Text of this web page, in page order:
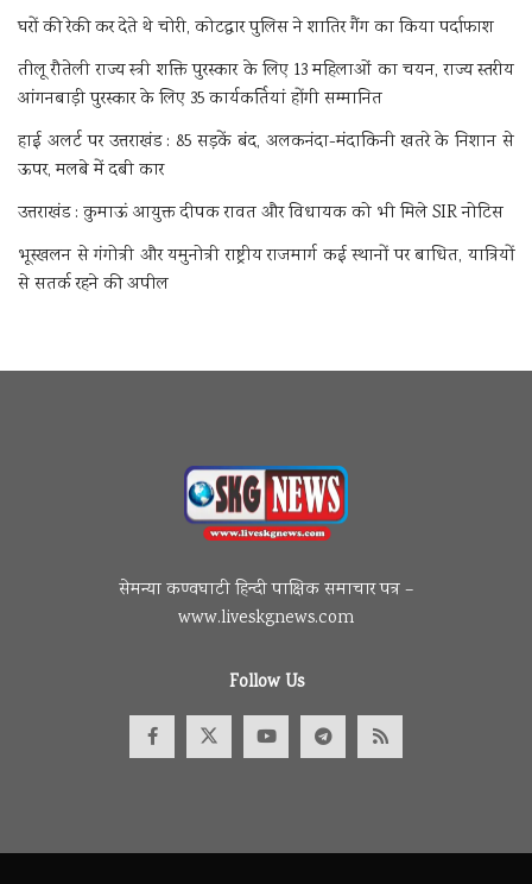
घरों की रेकी कर देते थे चोरी, कोटद्वार पुलिस ने शातिर गैंग का किया पर्दाफाश
तीलू रौतेली राज्य स्त्री शक्ति पुरस्कार के लिए 13 महिलाओं का चयन, राज्य स्तरीय
आंगनबाड़ी पुरस्कार के लिए 35 कार्यकर्तियां होंगी सम्मानित
हाई अलर्ट पर उत्तराखंड : 85 सड़कें बंद, अलकनंदा-मंदाकिनी खतरे के निशान से
ऊपर, मलबे में दबी कार
उत्तराखंड : कुमाऊं आयुक्त दीपक रावत और विधायक को भी मिले SIR नोटिस
भूस्खलन से गंगोत्री और यमुनोत्री राष्ट्रीय राजमार्ग कई स्थानों पर बाधित, यात्रियों
से सतर्क रहने की अपील
सेमन्या कण्वघाटी हिन्दी पाक्षिक समाचार पत्र –
www.liveskgnews.com
Follow Us